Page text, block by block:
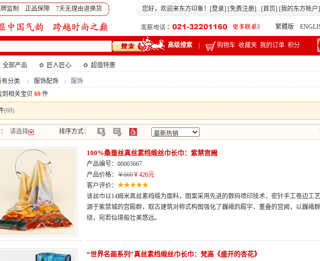
牌监制 正品保障 7天无理由退换货 您好，欢迎来东方印象！[登录] [免费注册] . [首页] [我的东方帐户
繁體版
高级搜索 购物车 收藏夹 我的订单 积分
全部产品 匠人匠心 超值特惠
有分类 服饰配饰
服饰
到相关宝贝 69 件
(69)
请选择 排序方式：
100%桑蚕丝真丝素绉缎丝巾长巾：紫禁宫阙
产品编号：00003667
产品价格： ￥660￥426元
客户评价：
该丝巾以14姆米真丝素绉缎为面料，图案采用先进的数码喷印技术，密针手工卷边工
源于紫禁城的宫殿群，取古建筑对称式构图强化了巍峨的殿宇、重叠的宫阙，以巍峨
绕，宛若仙境般壮美悠远。
“世界名画系列”真丝素绉缎丝巾长巾：梵高《盛开的杏花》